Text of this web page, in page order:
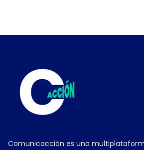
Comunicacción es una